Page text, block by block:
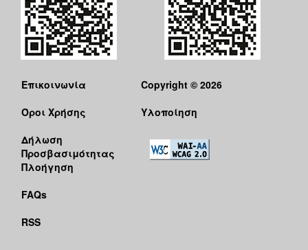
Επικοινωνία
Όροι Χρήσης
Δήλωση
Προσβασιμότητας
Πλοήγηση
FAQs
RSS
Copyright © 2026
Υλοποίηση